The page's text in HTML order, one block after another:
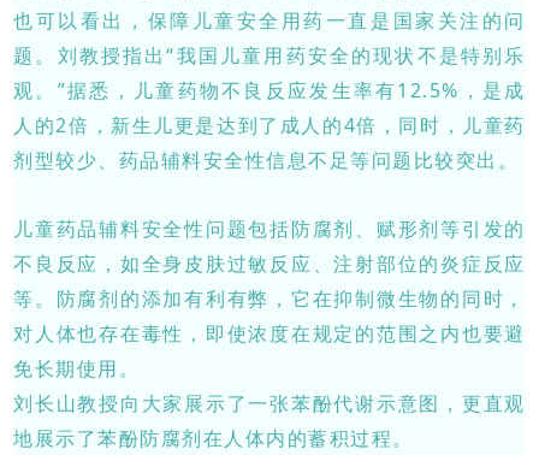
也可以看出，保障儿童安全用药一直是国家关注的问
题。刘教授指出“我国儿童用药安全的现状不是特别乐
观。”据悉，儿童药物不良反应发生率有12.5%，是成
人的2倍，新生儿更是达到了成人的4倍，同时，儿童药
剂型较少、药品辅料安全性信息不足等问题比较突出。
儿童药品辅料安全性问题包括防腐剂、赋形剂等引发的
不良反应，如全身皮肤过敏反应、注射部位的炎症反应
等。防腐剂的添加有利有弊，它在抑制微生物的同时，
对人体也存在毒性，即使浓度在规定的范围之内也要避
免长期使用。
刘长山教授向大家展示了一张苯酚代谢示意图，更直观
地展示了苯酚防腐剂在人体内的蓄积过程。